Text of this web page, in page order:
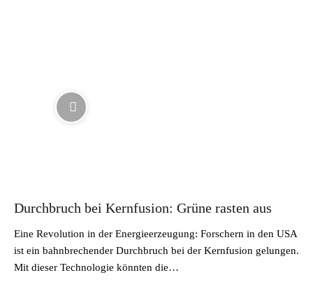
Durchbruch bei Kernfusion: Grüne rasten aus
Eine Revolution in der Energieerzeugung: Forschern in den USA
ist ein bahnbrechender Durchbruch bei der Kernfusion gelungen.
Mit dieser Technologie könnten die…